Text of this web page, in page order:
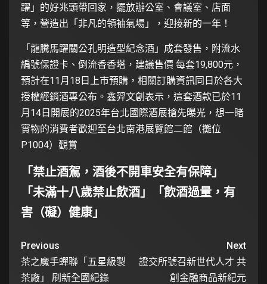
躍」的好兆頭帶回家，擺放辦公室、會議室、店面
等，營造出「非凡的領袖氣場」，迎接新的一年！
「龍騰馬躍關公孔明造型紀念酒」成套發售，附流水
編號保證卡、倒流香香塔，建議售價 每套19,800元，
預計在11月18日上市預購，相關訂購資訊同日於各大
授權經銷酒專公布。鑫羿文創表示，這套酒款已於11
月14日開展的2025年台北國際酒展搶先曝光，想一睹
實物的消費者歡迎至台北南港展覽館二館（攤位
P1004）觀賞
「禁止酒駕，酒後不開車安全有保障」
「未滿十八歲禁止飲酒」「飲酒過量，有
害（礙）健康」
Previous
茶之魔手蟬聯「五星級製
茶廠」 刷新全國紀錄
Next
證交所號召新世代人才 共
創金融商品新紀元